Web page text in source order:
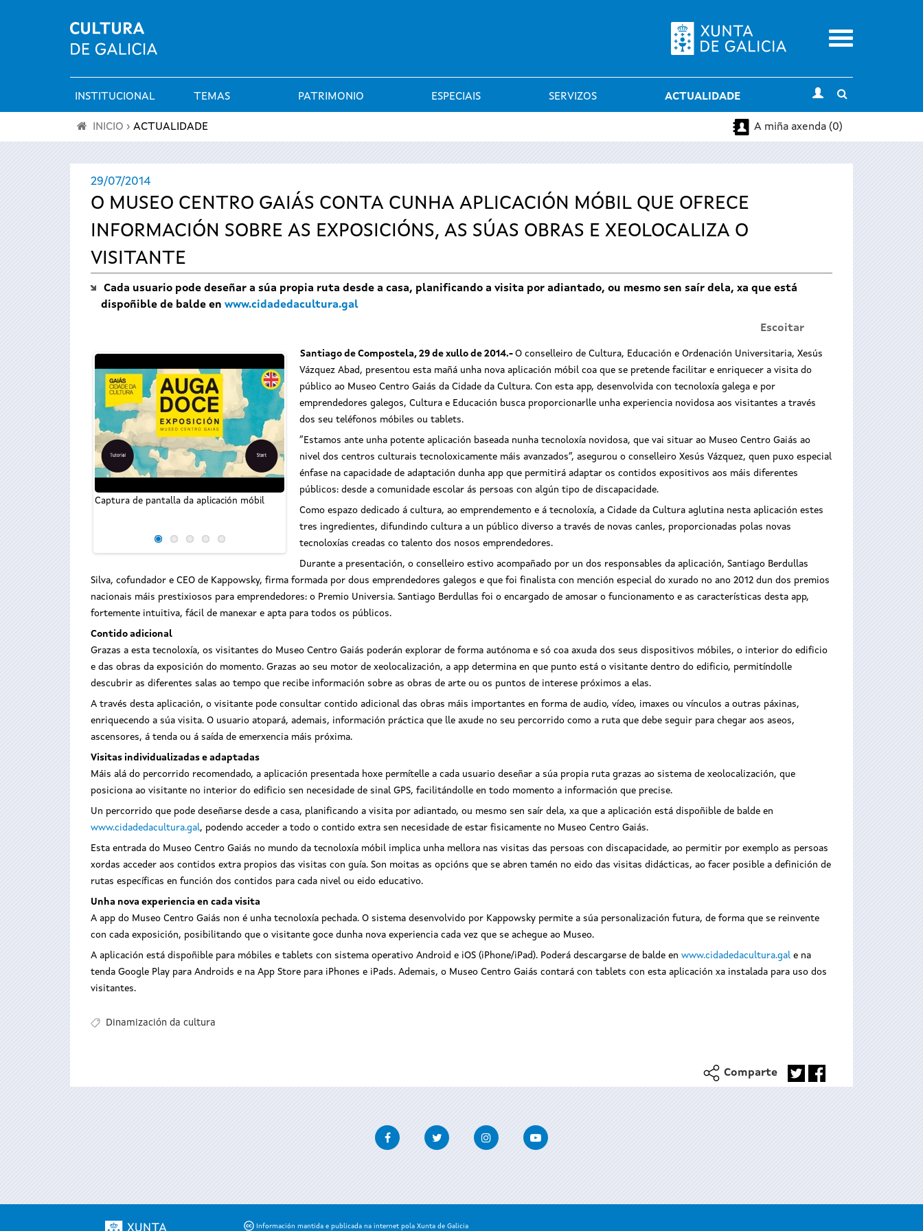
Menu
Menú
principal
INSTITUCIONAL TEMAS PATRIMONIO ESPECIAIS SERVIZOS ACTUALIDADE
search
está
INICIO › ACTUALIDADE A miña axenda (0)
29/07/2014
O MUSEO CENTRO GAIÁS CONTA CUNHA APLICACIÓN MÓBIL QUE OFRECE
INFORMACIÓN SOBRE AS EXPOSICIÓNS, AS SÚAS OBRAS E XEOLOCALIZA O
VISITANTE
Cada usuario pode deseñar a súa propia ruta desde a casa, planificando a visita por adiantado, ou mesmo sen saír dela, xa que está
dispoñible de balde en www.cidadedacultura.gal
Escoitar
Captura de pantalla da aplicación móbil
O conselleiro de Cultura, Educación e
Ordenación Universitaria, Xesús Vázquez
Abad, na presentación da aplicación
Santiago de Compostela, 29 de xullo de 2014.- O conselleiro de Cultura, Educación e Ordenación Universitaria, Xesús
Vázquez Abad, presentou esta mañá unha nova aplicación móbil coa que se pretende facilitar e enriquecer a visita do
público ao Museo Centro Gaiás da Cidade da Cultura. Con esta app, desenvolvida con tecnoloxía galega e por
emprendedores galegos, Cultura e Educación busca proporcionarlle unha experiencia novidosa aos visitantes a través
dos seu teléfonos móbiles ou tablets.
“Estamos ante unha potente aplicación baseada nunha tecnoloxía novidosa, que vai situar ao Museo Centro Gaiás ao
nivel dos centros culturais tecnoloxicamente máis avanzados”, asegurou o conselleiro Xesús Vázquez, quen puxo especial
énfase na capacidade de adaptación dunha app que permitirá adaptar os contidos expositivos aos máis diferentes
públicos: desde a comunidade escolar ás persoas con algún tipo de discapacidade.
Como espazo dedicado á cultura, ao emprendemento e á tecnoloxía, a Cidade da Cultura aglutina nesta aplicación estes
tres ingredientes, difundindo cultura a un público diverso a través de novas canles, proporcionadas polas novas
tecnoloxías creadas co talento dos nosos emprendedores.
Durante a presentación, o conselleiro estivo acompañado por un dos responsables da aplicación, Santiago Berdullas
Silva, cofundador e CEO de Kappowsky, firma formada por dous emprendedores galegos e que foi finalista con mención especial do xurado no ano 2012 dun dos premios
nacionais máis prestixiosos para emprendedores: o Premio Universia. Santiago Berdullas foi o encargado de amosar o funcionamento e as características desta app,
fortemente intuitiva, fácil de manexar e apta para todos os públicos.
Contido adicional
Grazas a esta tecnoloxía, os visitantes do Museo Centro Gaiás poderán explorar de forma autónoma e só coa axuda dos seus dispositivos móbiles, o interior do edificio
e das obras da exposición do momento. Grazas ao seu motor de xeolocalización, a app determina en que punto está o visitante dentro do edificio, permitíndolle
descubrir as diferentes salas ao tempo que recibe información sobre as obras de arte ou os puntos de interese próximos a elas.
A través desta aplicación, o visitante pode consultar contido adicional das obras máis importantes en forma de audio, vídeo, imaxes ou vínculos a outras páxinas,
enriquecendo a súa visita. O usuario atopará, ademais, información práctica que lle axude no seu percorrido como a ruta que debe seguir para chegar aos aseos,
ascensores, á tenda ou á saída de emerxencia máis próxima.
Visitas individualizadas e adaptadas
Máis alá do percorrido recomendado, a aplicación presentada hoxe permítelle a cada usuario deseñar a súa propia ruta grazas ao sistema de xeolocalización, que
posiciona ao visitante no interior do edificio sen necesidade de sinal GPS, facilitándolle en todo momento a información que precise.
Un percorrido que pode deseñarse desde a casa, planificando a visita por adiantado, ou mesmo sen saír dela, xa que a aplicación está dispoñible de balde en
www.cidadedacultura.gal, podendo acceder a todo o contido extra sen necesidade de estar fisicamente no Museo Centro Gaiás.
Esta entrada do Museo Centro Gaiás no mundo da tecnoloxía móbil implica unha mellora nas visitas das persoas con discapacidade, ao permitir por exemplo as persoas
xordas acceder aos contidos extra propios das visitas con guía. Son moitas as opcións que se abren tamén no eido das visitas didácticas, ao facer posible a definición de
rutas específicas en función dos contidos para cada nivel ou eido educativo.
Unha nova experiencia en cada visita
A app do Museo Centro Gaiás non é unha tecnoloxía pechada. O sistema desenvolvido por Kappowsky permite a súa personalización futura, de forma que se reinvente
con cada exposición, posibilitando que o visitante goce dunha nova experiencia cada vez que se achegue ao Museo.
A aplicación está dispoñible para móbiles e tablets con sistema operativo Android e iOS (iPhone/iPad). Poderá descargarse de balde en www.cidadedacultura.gal e na
tenda Google Play para Androids e na App Store para iPhones e iPads. Ademais, o Museo Centro Gaiás contará con tablets con esta aplicación xa instalada para uso dos
visitantes.
Dinamización da cultura
Comparte
FacebookTwitter InstagramYoutube
Información mantida e publicada na internet pola Xunta de Galicia